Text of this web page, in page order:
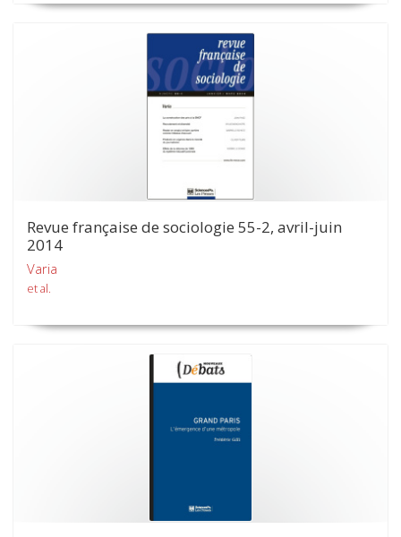
Revue française de sociologie 55-2, avril-juin
2014
Varia
et al.